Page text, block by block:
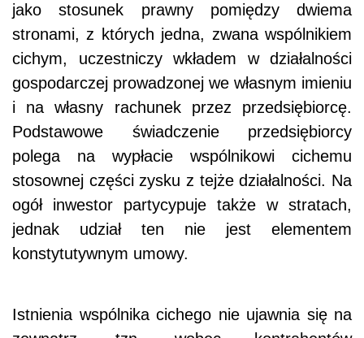
jako stosunek prawny pomiędzy dwiema
stronami, z których jedna, zwana wspólnikiem
cichym, uczestniczy wkładem w działalności
gospodarczej prowadzonej we własnym imieniu
i na własny rachunek przez przedsiębiorcę.
Podstawowe świadczenie przedsiębiorcy
polega na wypłacie wspólnikowi cichemu
stosownej części zysku z tejże działalności. Na
ogół inwestor partycypuje także w stratach,
jednak udział ten nie jest elementem
konstytutywnym umowy.
Istnienia wspólnika cichego nie ujawnia się na